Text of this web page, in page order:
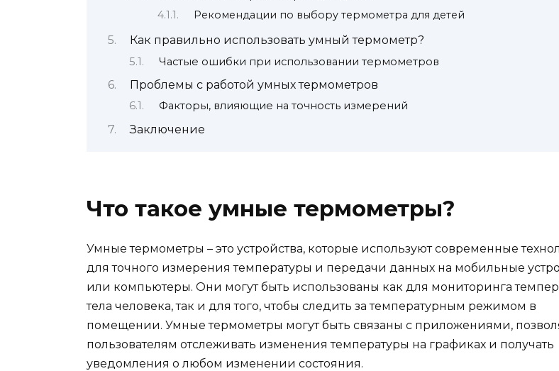
Рекомендации по выбору термометра для детей
Как правильно использовать умный термометр?
Частые ошибки при использовании термометров
Проблемы с работой умных термометров
Факторы, влияющие на точность измерений
Заключение
Что такое умные термометры?
Умные термометры – это устройства, которые используют современные
для точного измерения температуры и передачи данных на мобильные
или компьютеры. Они могут быть использованы как для мониторинга
тела человека, так и для того, чтобы следить за температурным режимом в
помещении. Умные термометры могут быть связаны с приложениями,
пользователям отслеживать изменения температуры на графиках и получать
уведомления о любом изменении состояния.